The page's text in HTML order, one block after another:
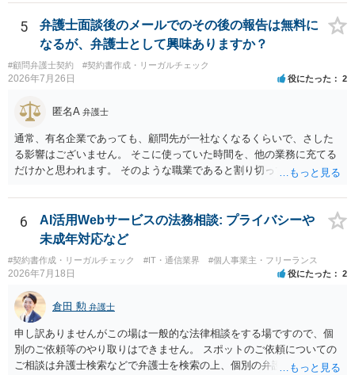
ず、継続して対応する場合は「個別受任（有料契約）」が必要であ
る。 ・無料相談から個別の事件処理へ移行する場合は、弁護士と従業
員との間で必ず個別の委任契約書を締結し、着手金や報酬等の費用体
系を事前に明示する手続を義務付ける。 相談料が無料であっても、法
律相談という法的サービスを提供する以上、弁護士は善良な管理者の
注意をもって対応する義務（善管注意義務）を負うものと思料しま
す。したがって、著しく不誠実な対応、放置、あるいは誤った不当な
回答を繰り返したような場合には、弁護士法上の誠実義務違反や品位
保持違反（弁護士法56条1項）として、弁護士会の懲戒対象となり得る
との理解でよいと考えます。 新たな法律事務所を探す手段について
は、このウェブサイトで探す方法のほか、弁護士会や法律事務所に直
5
弁護士面談後のメールでのその後の報告は無料に
なるが、弁護士として興味ありますか？
#顧問弁護士契約 #契約書作成・リーガルチェック
2026年7月26日 役にたった 2
匿名A 弁護士
通常、有名企業であっても、顧問先が一社なくなるくらいで、さした
る影響はございません。 そこに使っていた時間を、他の業務に充てる
だけかと思われます。 そのような職業であると割り切ってご相談され
相談者様のご意見が反映されることを、お祈りしております。
6
AI活用Webサービスの法務相談: プライバシーや
未成年対応など
#契約書作成・リーガルチェック #IT・通信業界 #個人事業主・フリーランス
2026年7月18日 役にたった 2
倉田 勲 弁護士
申し訳ありませんがこの場は一般的な法律相談をする場ですので、個
別のご依頼等のやり取りはできません。 スポットのご依頼についての
ご相談は弁護士検索などで弁護士を検索の上、個別の弁護士にご連絡